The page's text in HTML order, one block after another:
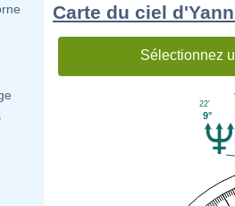
Carte du ciel
Sélectionnez
9°
22'